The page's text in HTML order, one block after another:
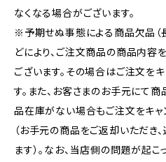
なくなる場合がございます。
※予期せぬ事態による商品欠品（
どにより、ご注文商品の商品内容
ございます。その場合はご注文を
す。また、お客さまのお手元にて
品在庫がない場合もご注文をキャ
（お手元の商品をご返却いただき
ます）。なお、当店側の問題が起